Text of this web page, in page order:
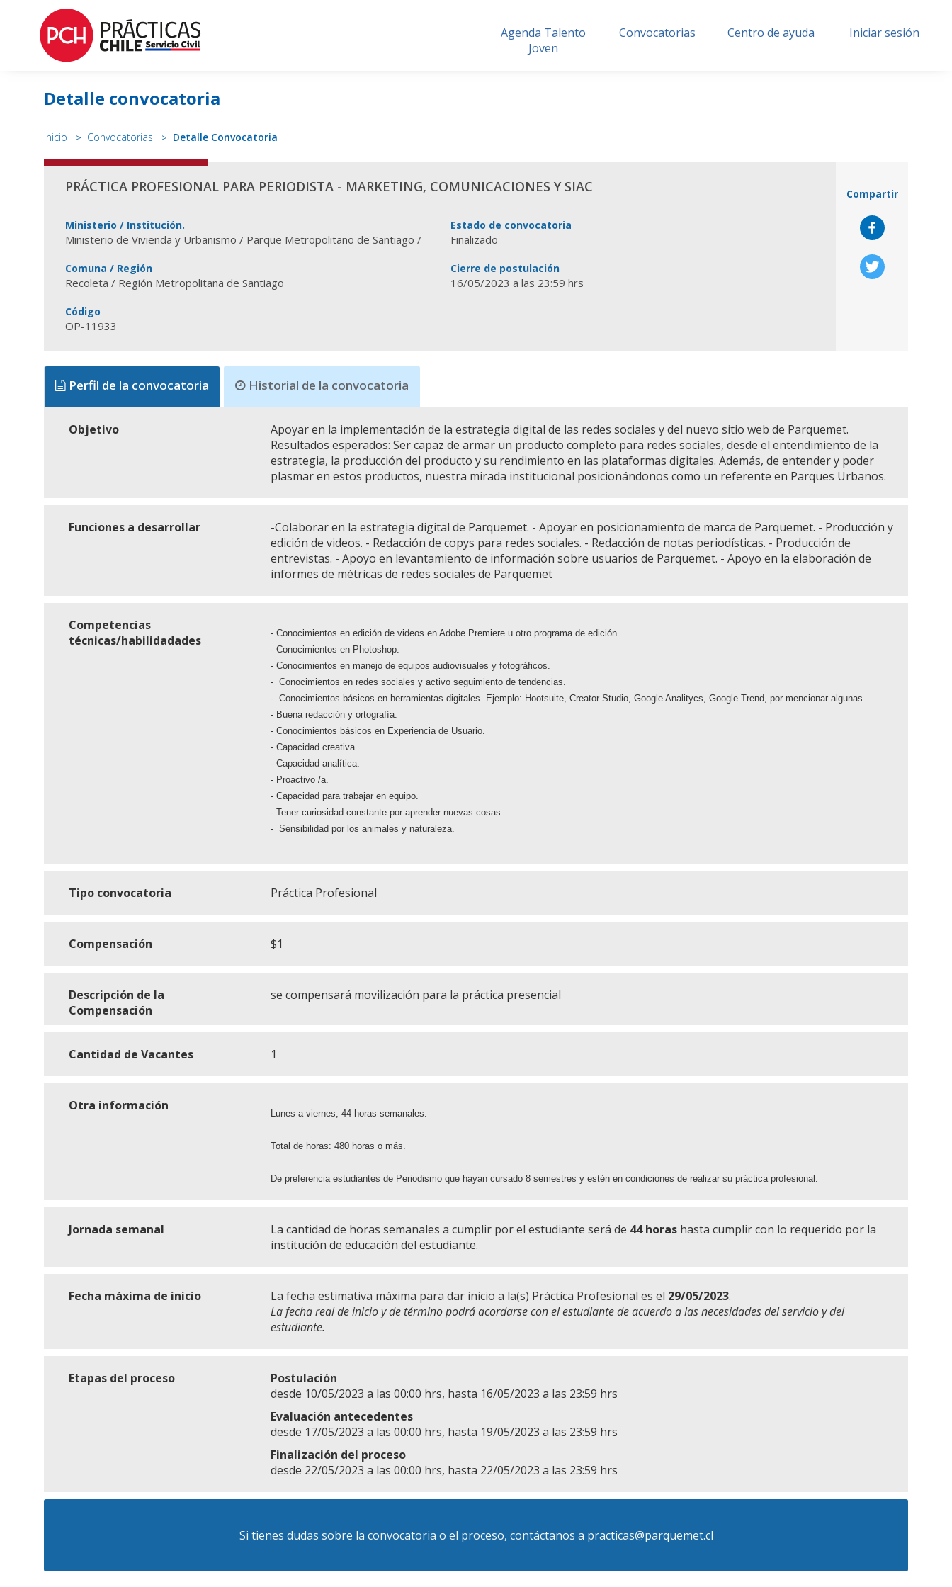
Agenda Talento
Joven
Convocatorias Centro de ayuda Iniciar sesión
Detalle convocatoria
Inicio Convocatorias Detalle Convocatoria
PRÁCTICA PROFESIONAL PARA PERIODISTA - MARKETING, COMUNICACIONES Y SIAC
Ministerio / Institución.
Ministerio de Vivienda y Urbanismo / Parque Metropolitano de Santiago /
Estado de convocatoria
Finalizado
Comuna / Región
Recoleta / Región Metropolitana de Santiago
Cierre de postulación
16/05/2023 a las 23:59 hrs
Código
OP-11933
Compartir
Perfil de la convocatoria Historial de la convocatoria
Objetivo
Apoyar en la implementación de la estrategia digital de las redes sociales y del nuevo sitio web de Parquemet.
Resultados esperados: Ser capaz de armar un producto completo para redes sociales, desde el entendimiento de la
estrategia, la producción del producto y su rendimiento en las plataformas digitales. Además, de entender y poder
plasmar en estos productos, nuestra mirada institucional posicionándonos como un referente en Parques Urbanos.
Funciones a desarrollar
-Colaborar en la estrategia digital de Parquemet. - Apoyar en posicionamiento de marca de Parquemet. - Producción y
edición de videos. - Redacción de copys para redes sociales. - Redacción de notas periodísticas. - Producción de
entrevistas. - Apoyo en levantamiento de información sobre usuarios de Parquemet. - Apoyo en la elaboración de
informes de métricas de redes sociales de Parquemet
Competencias
técnicas/habilidadades
- Conocimientos en edición de videos en Adobe Premiere u otro programa de edición.
- Conocimientos en Photoshop.
- Conocimientos en manejo de equipos audiovisuales y fotográficos.
- Conocimientos en redes sociales y activo seguimiento de tendencias.
- Conocimientos básicos en herramientas digitales. Ejemplo: Hootsuite, Creator Studio, Google Analitycs, Google Trend, por mencionar algunas.
- Buena redacción y ortografía.
- Conocimientos básicos en Experiencia de Usuario.
- Capacidad creativa.
- Capacidad analítica.
- Proactivo /a.
- Capacidad para trabajar en equipo.
- Tener curiosidad constante por aprender nuevas cosas.
- Sensibilidad por los animales y naturaleza.
Tipo convocatoria Práctica Profesional
Compensación $1
Descripción de la
Compensación
se compensará movilización para la práctica presencial
Cantidad de Vacantes 1
Otra información
Lunes a viernes, 44 horas semanales.
Total de horas: 480 horas o más.
De preferencia estudiantes de Periodismo que hayan cursado 8 semestres y estén en condiciones de realizar su práctica profesional.
Jornada semanal La cantidad de horas semanales a cumplir por el estudiante será de 44 horas hasta cumplir con lo requerido por la
institución de educación del estudiante.
Fecha máxima de inicio La fecha estimativa máxima para dar inicio a la(s) Práctica Profesional es el 29/05/2023.
La fecha real de inicio y de término podrá acordarse con el estudiante de acuerdo a las necesidades del servicio y del
estudiante.
Etapas del proceso
Postulación
desde 10/05/2023 a las 00:00 hrs, hasta 16/05/2023 a las 23:59 hrs
Evaluación antecedentes
desde 17/05/2023 a las 00:00 hrs, hasta 19/05/2023 a las 23:59 hrs
Finalización del proceso
desde 22/05/2023 a las 00:00 hrs, hasta 22/05/2023 a las 23:59 hrs
Si tienes dudas sobre la convocatoria o el proceso, contáctanos a practicas@parquemet.cl